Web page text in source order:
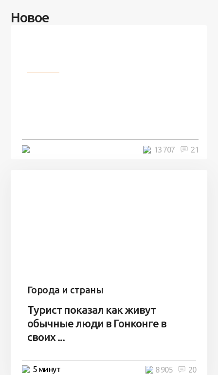
Новое
21
13 707
Города и страны
Турист показал как живут
обычные люди в Гонконге в
своих ...
5 минут 20
8 905